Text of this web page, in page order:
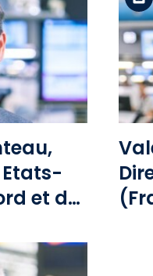
et de